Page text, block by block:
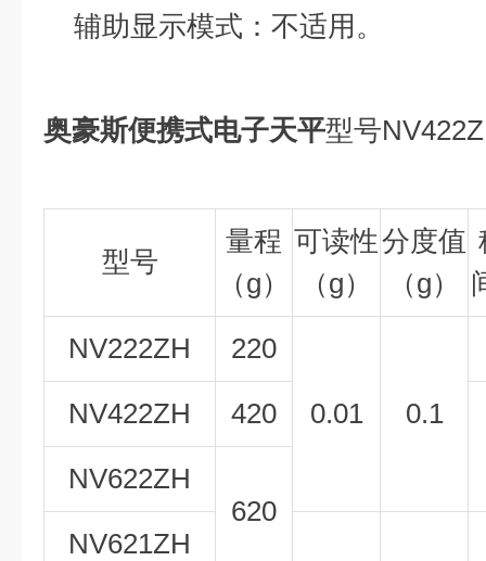
辅助显示模式：不适用。
奥豪斯便携式电子天平型号
型号
量程
（g）
可读性
（g）
分度值
（g）
NV222ZH
220
0.01
0.1
NV422ZH
420
NV622ZH
620
NV621ZH